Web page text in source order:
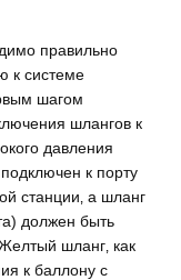
правильно
к системе
шагом
шлангов к
давления
к порту
станции‚ а шланг
должен быть
шланг‚ как
к баллону с